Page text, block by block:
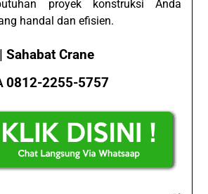
proyek konstruksi Anda
handal dan efisien.
Sahabat Crane
0812-2255-5757